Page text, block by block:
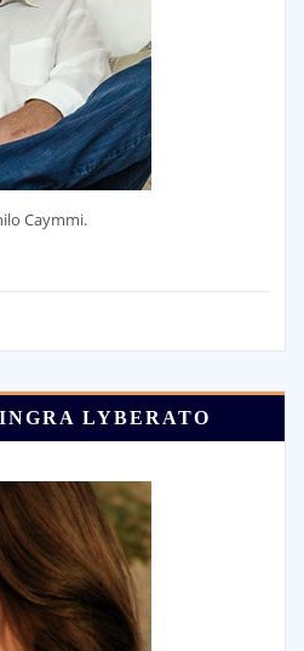
Caymmi.
LYBERATO